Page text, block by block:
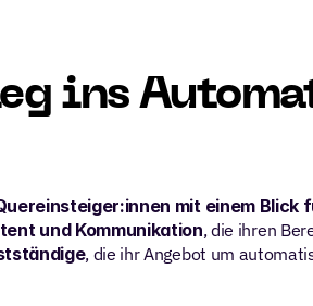
ins
mit einem Blick
und Kommunikation, die ihren
, die ihr Angebot um